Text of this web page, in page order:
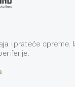
i prateće opreme,